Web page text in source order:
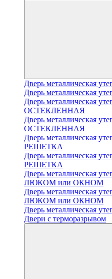
Дверь металлическая
Дверь металлическая
Дверь металлическая
ОСТЕКЛЕННАЯ
Дверь металлическая
ОСТЕКЛЕННАЯ
Дверь металлическая
РЕШЕТКА
Дверь металлическая
РЕШЕТКА
Дверь металлическая
ЛЮКОМ или ОКНОМ
Дверь металлическая
ЛЮКОМ или ОКНОМ
Дверь металлическая
Двери с терморазрывом